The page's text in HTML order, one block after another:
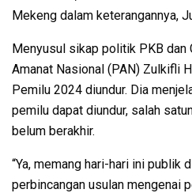
Mekeng dalam keterangannya,
Menyusul sikap politik PKB dan
Amanat Nasional (PAN) Zulkifli
Pemilu 2024 diundur. Dia
pemilu dapat diundur, salah
belum berakhir.
“Ya, memang hari-hari ini publik
perbincangan usulan mengenai